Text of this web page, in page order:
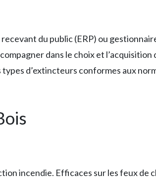
du public (ERP) ou
dans le choix et l’acquisition
d’extincteurs conformes aux
incendie. Efficaces sur les feux de